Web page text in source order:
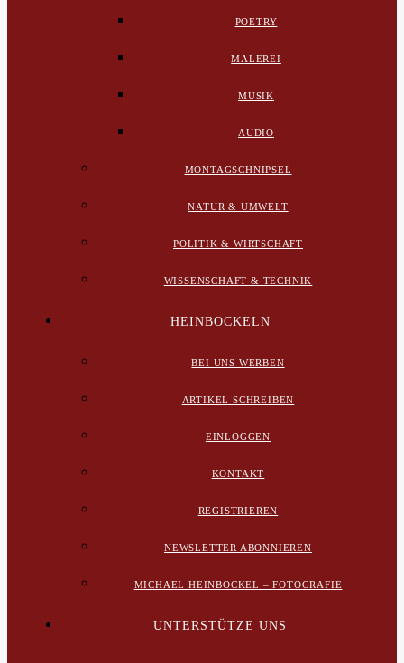
POETRY
MALEREI
MUSIK
AUDIO
MONTAGSCHNIPSEL
NATUR & UMWELT
POLITIK & WIRTSCHAFT
WISSENSCHAFT & TECHNIK
HEINBOCKELN
BEI UNS WERBEN
ARTIKEL SCHREIBEN
EINLOGGEN
KONTAKT
REGISTRIEREN
NEWSLETTER ABONNIEREN
MICHAEL HEINBOCKEL – FOTOGRAFIE
UNTERSTÜTZE UNS